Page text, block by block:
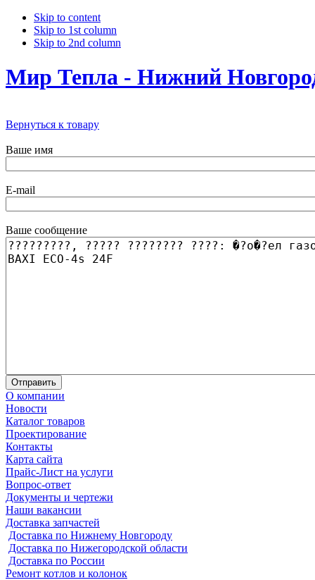
Skip to content
Skip to 1st column
Skip to 2nd column
Мир Тепла - Нижний
Вернуться к товару
Ваше имя
E-mail
Ваше сообщение
О компании
Новости
Каталог товаров
Проектирование
Контакты
Карта сайта
Прайс-Лист на услуги
Вопрос-ответ
Документы и чертежи
Наши вакансии
Доставка запчастей
Доставка по Нижнему Новгороду
Доставка по Нижегородской области
Доставка по России
Ремонт котлов и колонок